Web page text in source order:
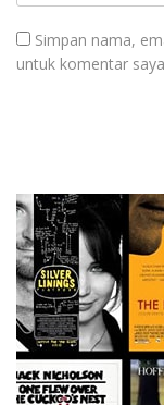
Simpan nama,
untuk komentar